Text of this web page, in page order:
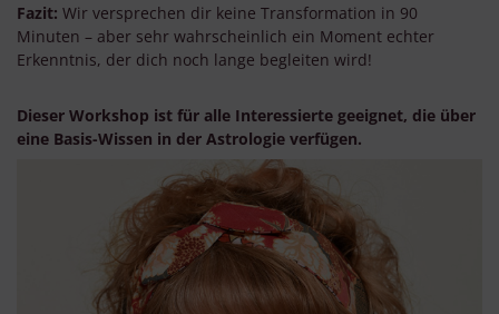
Fazit: Wir versprechen dir keine Transformation in 90
Minuten – aber sehr wahrscheinlich ein Moment echter
Erkenntnis, der dich noch lange begleiten wird!
Dieser Workshop ist für alle Interessierte geeignet, die über
eine Basis-Wissen in der Astrologie verfügen.